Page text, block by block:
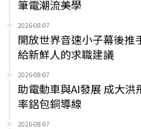
筆電潮流美學
2026-08-07
開放世界音速小子幕後推
給新鮮人的求職建議
2026-08-07
助電動車與AI發展 成大
率鋁包銅導線
2026-08-07